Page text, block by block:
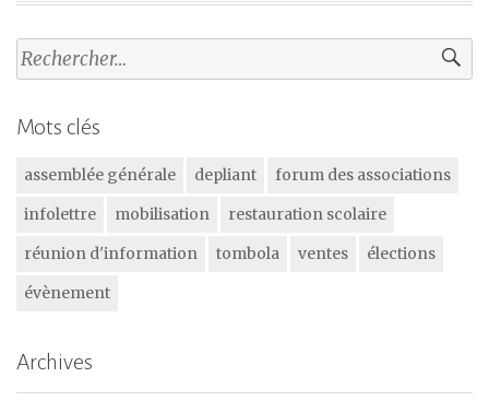
Rechercher :
Mots clés
assemblée générale depliant
forum des associations
infolettre
mobilisation
restauration scolaire
réunion d'information
tombola ventes
élections
évènement
Archives